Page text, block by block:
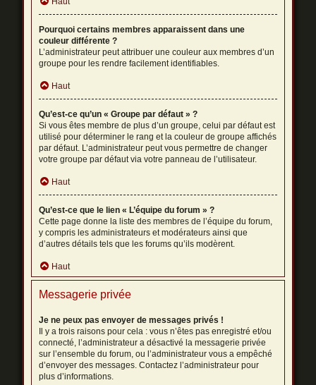
Pourquoi certains membres apparaissent dans une
couleur différente ?
L’administrateur peut attribuer une couleur aux membres d’un
groupe pour les rendre facilement identifiables.
Haut
Qu’est-ce qu’un « Groupe par défaut » ?
Si vous êtes membre de plus d’un groupe, celui par défaut est
utilisé pour déterminer le rang et la couleur de groupe affichés
par défaut. L’administrateur peut vous permettre de changer
votre groupe par défaut via votre panneau de l’utilisateur.
Haut
Qu’est-ce que le lien « L’équipe du forum » ?
Cette page donne la liste des membres de l’équipe du forum,
y compris les administrateurs et modérateurs ainsi que
d’autres détails tels que les forums qu’ils modèrent.
Haut
Messagerie privée
Je ne peux pas envoyer de messages privés !
Il y a trois raisons pour cela : vous n’êtes pas enregistré et/ou
connecté, l’administrateur a désactivé la messagerie privée
sur l’ensemble du forum, ou l’administrateur vous a empêché
d’envoyer des messages. Contactez l’administrateur pour
plus d’informations.